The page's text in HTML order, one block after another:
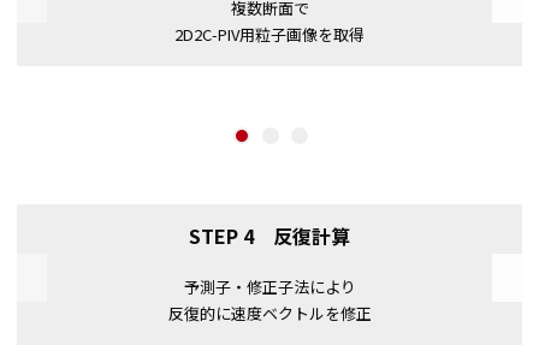
複数断面で
2D2C-PIV用粒子画像を取得
STEP 4 反復計算
予測子・修正子法により
反復的に速度ベクトルを修正